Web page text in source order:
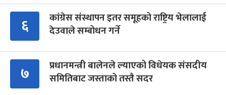
६
कांग्रेस संस्थापन इतर समूहको राष्ट्रिय भेलालाई
देउवाले सम्बोधन गर्ने
७
प्रधानमन्त्री बालेनले ल्याएको विधेयक संसदीय
समितिबाट जस्ताको तस्तै सदर